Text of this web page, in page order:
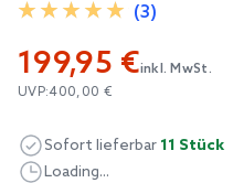
of
images
gallery
(3)
199,95 €inkl. MwSt.
UVP:400,00 €
Sofort lieferbar 11 Stück
Loading...